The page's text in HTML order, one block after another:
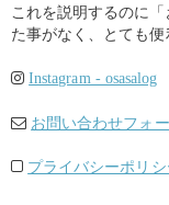
これを説明するのに
た事がなく、とても便
Instagram - osasalog
お問い合わせフォ
プライバシーポリシ